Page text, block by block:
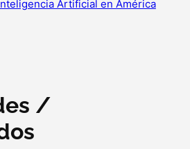
Artificial en América
/